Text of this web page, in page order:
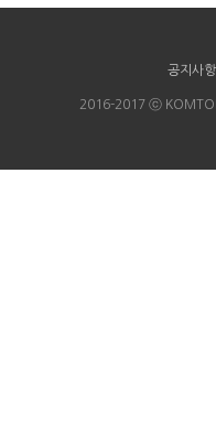
공지사항
2016-2017 ⓒ